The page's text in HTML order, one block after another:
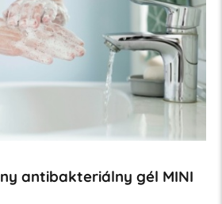
antibakteriálny gél MINI